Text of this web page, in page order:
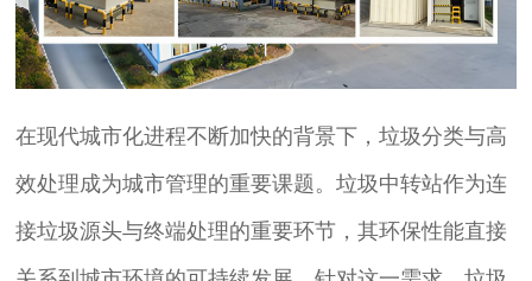
在现代城市化进程不断加快的背景下，垃圾分类与高
效处理成为城市管理的重要课题。垃圾中转站作为连
接垃圾源头与终端处理的重要环节，其环保性能直接